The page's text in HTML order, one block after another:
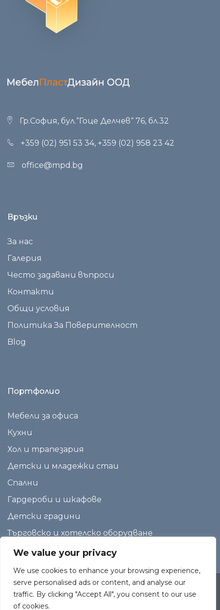
We value your privacy
We use cookies to enhance your browsing experience,
serve personalised ads or content, and analyse our
traffic. By clicking "Accept All", you consent to our use
of cookies.
Гр.София, бул.“Гоце Делчев“ 76, бл.32
+359 (02) 951 53 34, +359 (02) 958 23 42
office@mpd.bg
Връзки
За нас
Галерия
Често задавани въпроси
Контакти
Общи условия
Политика За Поверителност
Blog
Портфолио
Мебели за офиса
Кухни
Хол и трапезария
Детски и младежки стаи
Спални
Гардероби и шкафове
Детски градини
Търговско и хотелско оборудване
Copyright